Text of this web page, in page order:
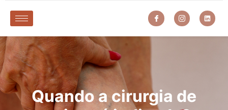
Quando a cirurgia de